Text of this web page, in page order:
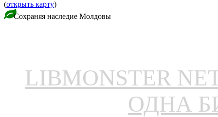
(открыть карту)
Сохраняя наследие Молдовы
LIBMONSTER
ОДНА